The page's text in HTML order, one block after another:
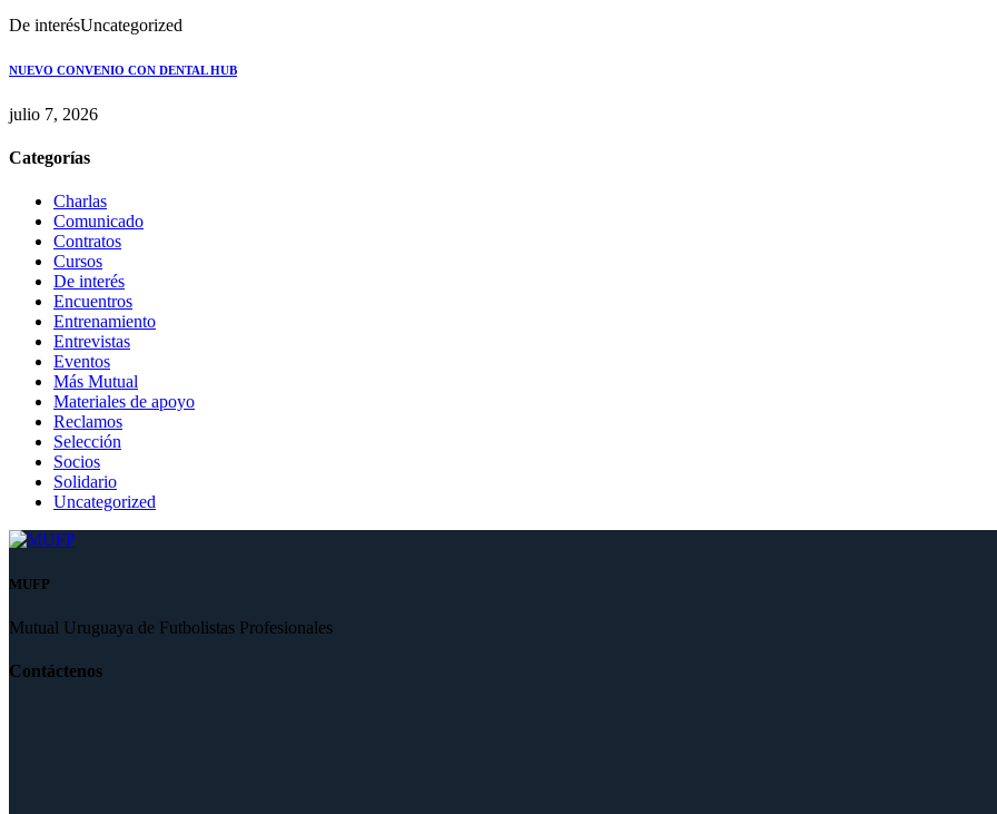
De interésUncategorized
NUEVO CONVENIO CON DENTAL HUB
julio 7, 2026
Categorías
Charlas
Comunicado
Contratos
Cursos
De interés
Encuentros
Entrenamiento
Entrevistas
Eventos
Más Mutual
Materiales de apoyo
Reclamos
Selección
Socios
Solidario
Uncategorized
MUFP
Mutual Uruguaya de Futbolistas Profesionales
Contáctenos